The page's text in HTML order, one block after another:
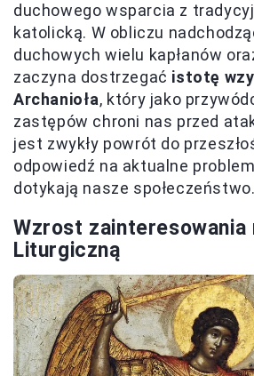
duchowego wsparcia z
katolicką. W obliczu
duchowych wielu kapłanów
zaczyna dostrzegać istotę
Archanioła, który jako
zastępów chroni nas przed
jest zwykły powrót do
odpowiedź na aktualne
dotykają nasze społeczeństwo.
Wzrost zainteresowania
Liturgiczną